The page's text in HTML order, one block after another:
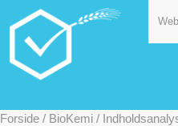
Forside / BioKemi /